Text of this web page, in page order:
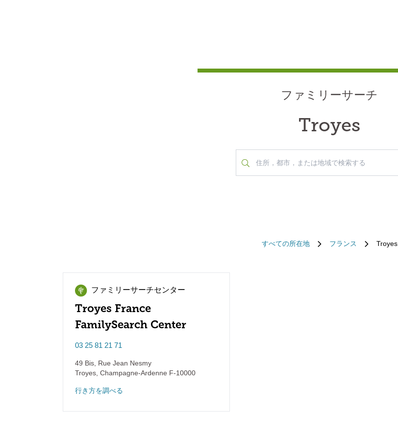
ファミリーサーチ
Troyes
すべての所在地 フランス Troyes
ファミリーサーチセンター
Troyes France
FamilySearch Center
03 25 81 21 71
49 Bis, Rue Jean Nesmy
Troyes Champagne-Ardenne F-10000
行き方を調べる